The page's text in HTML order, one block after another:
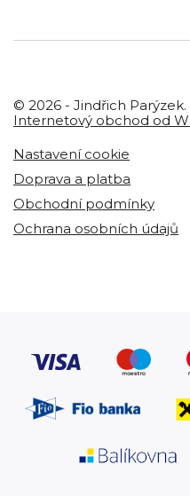
© 2026 - Jindřich
Internetový obchod od
Nastavení cookie
Doprava a platba
Obchodní podmínky
Ochrana osobních údajů